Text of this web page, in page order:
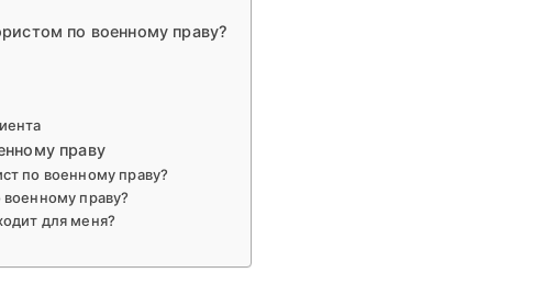
по военному праву?
праву
по военному праву?
праву?
для меня?